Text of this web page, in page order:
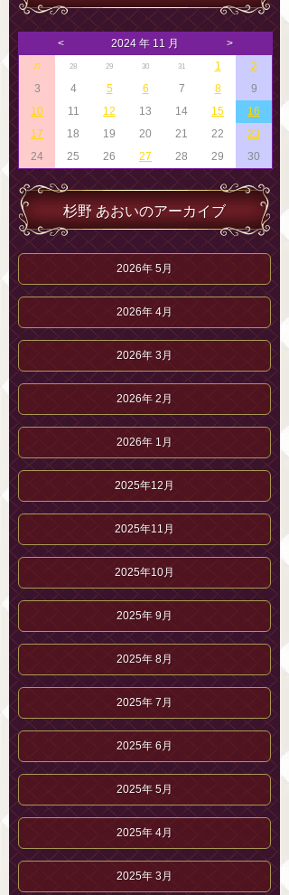
< 2024 年 11 月 >
27 28 29 30 31 1
2
3
4 5 6 7 8
9
10
11 12 13 14 15
16
17
18 19 20 21 22
23
24
25 26 27 28 29 30
杉野 あおいのアーカイブ
2026年 5月
2026年 4月
2026年 3月
2026年 2月
2026年 1月
2025年12月
2025年11月
2025年10月
2025年 9月
2025年 8月
2025年 7月
2025年 6月
2025年 5月
2025年 4月
2025年 3月